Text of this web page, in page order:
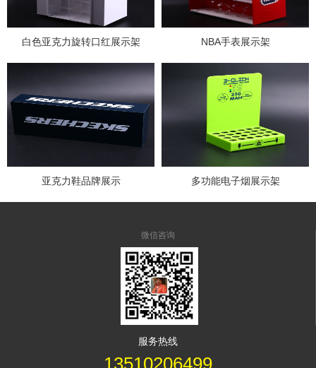
白色亚克力旋转口红展示架 NBA手表展示架
亚克力鞋品牌展示 多功能电子烟展示架
微信咨询
服务热线
13510206499